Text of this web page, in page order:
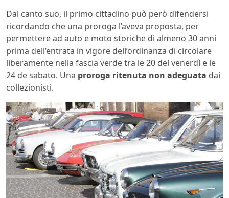
Dal canto suo, il primo cittadino può però difendersi
ricordando che una proroga l’aveva proposta, per
permettere ad auto e moto storiche di almeno 30 anni
prima dell’entrata in vigore dell’ordinanza di circolare
liberamente nella fascia verde tra le 20 del venerdì e le
24 de sabato. Una proroga ritenuta non adeguata dai
collezionisti.